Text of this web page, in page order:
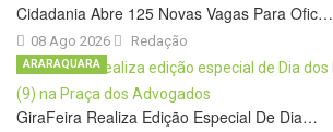
Cidadania Abre 125 Novas Vagas Para Ofic…
08 Ago 2026 Redação
GiraFeira Realiza Edição Especial De Dia…
ARARAQUARA